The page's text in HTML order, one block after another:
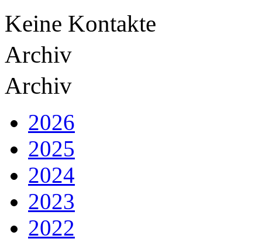
Keine Kontakte
Archiv
Archiv
2026
2025
2024
2023
2022